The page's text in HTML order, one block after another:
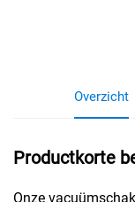
Overzicht
Productkorte
Onze